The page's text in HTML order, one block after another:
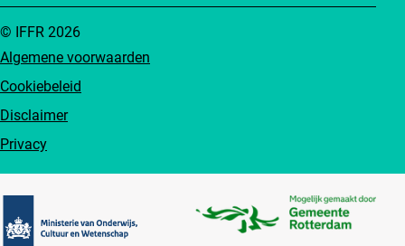
Algemene voorwaarden
Cookiebeleid
Disclaimer
Privacy
© IFFR 2026